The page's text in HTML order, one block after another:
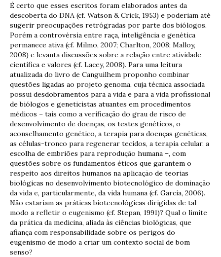
É certo que esses escritos foram elaborados antes da
descoberta do DNA (cf. Watson & Crick, 1953) e poderiam até
sugerir preocupações retrógradas por parte dos biólogos.
Porém a controvérsia entre raça, inteligência e genética
permanece ativa (cf. Milmo, 2007; Charlton, 2008; Malloy,
2008) e levanta discussões sobre a relação entre atividade
científica e valores (cf. Lacey, 2008). Para uma leitura
atualizada do livro de Canguilhem proponho combinar
questões ligadas ao projeto genoma, cuja técnica associada
possui desdobramentos para a vida e para a vida profissional
de biólogos e geneticistas atuantes em procedimentos
médicos – tais como a verificação do grau de risco de
desenvolvimento de doenças, os testes genéticos, o
aconselhamento genético, a terapia para doenças genéticas,
as células-tronco para regenerar tecidos, a terapia celular, a
escolha de embriões para reprodução humana –, com
questões sobre os fundamentos éticos que garantem o
respeito aos direitos humanos na aplicação de teorias
biológicas no desenvolvimento biotecnológico de dominação
da vida e, particularmente, da vida humana (cf. Garcia, 2006).
Não estariam as práticas biotecnológicas dirigidas de tal
modo a refletir o eugenismo (cf. Stepan, 1991)? Qual o limite
da prática da medicina, aliada às ciências biológicas, que
afiança com responsabilidade sobre os perigos do
eugenismo de modo a criar um contexto social de bom
senso?